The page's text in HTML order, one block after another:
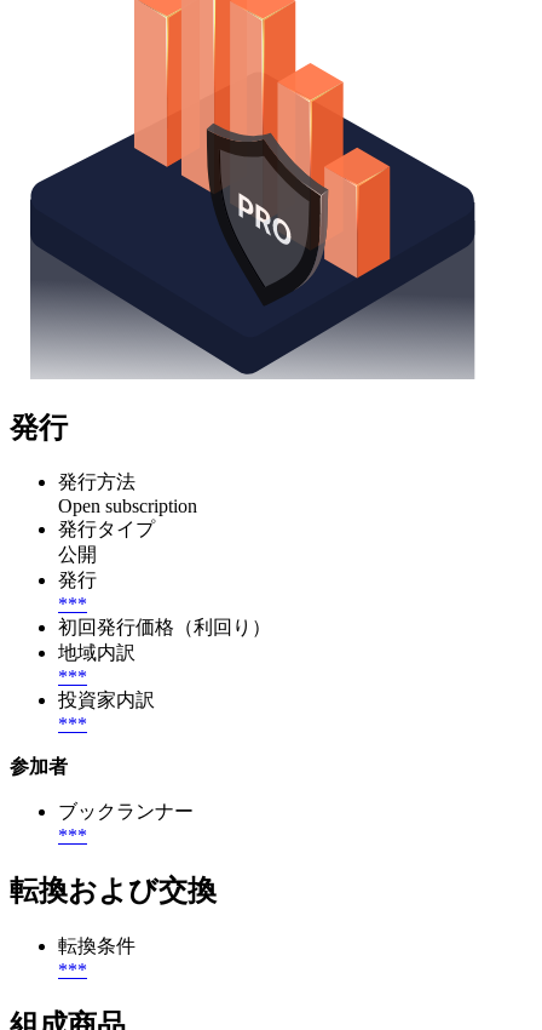
発行
発行方法
Open subscription
発行タイプ
公開
発行
***
初回発行価格（利回り）
地域内訳
***
投資家内訳
***
参加者
ブックランナー
***
転換および交換
転換条件
***